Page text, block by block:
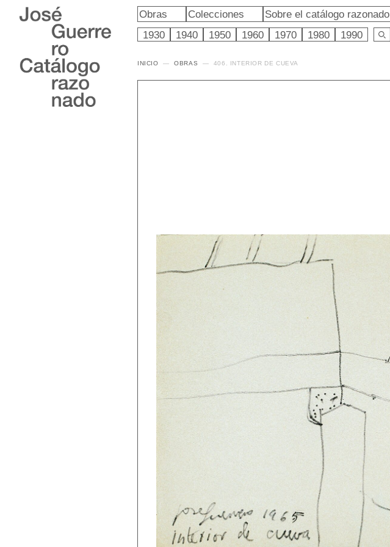
Obras Colecciones
Sobre el catálogo razonado
1930
1940 1950 1960 1970 1980 1990
INICIO OBRAS 406. INTERIOR DE CUEVA